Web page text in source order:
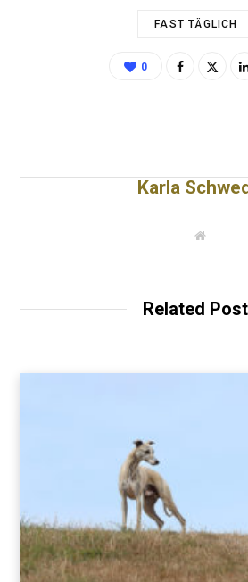
FAST TÄGLICH
0
Karla
W
Related